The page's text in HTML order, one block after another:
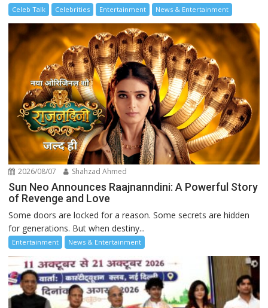
Celeb Talk Celebrities Entertainment News & Entertainment
2026/08/07 Shahzad Ahmed
Sun Neo Announces Raajnanndini: A Powerful Story
of Revenge and Love
Some doors are locked for a reason. Some secrets are hidden
for generations. But when destiny...
Entertainment News & Entertainment